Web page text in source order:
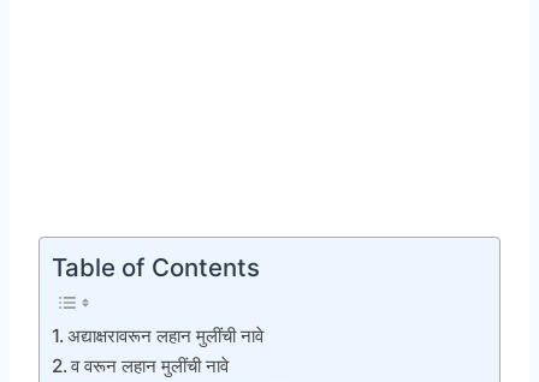
Table of Contents
अद्याक्षरावरून लहान मुलींची नावे
व वरून लहान मुलींची नावे